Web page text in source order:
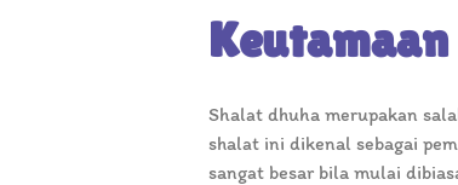
Shalat dhuha merupakan
shalat ini dikenal sebagai
sangat besar bila mulai